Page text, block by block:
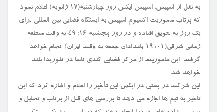
به نقل از اسپیس، اسپیس ایکس روز چهارشنبه(۱۷ ژانویه) اعلام نمود
که پرتاب ماموریت اکسیوم اسپیس به ایستگاه فضایی بین المللی برای
یک روز به تعویق افتاده و در روز پنجشنبه ۱۶: ۴۹ به وقت منطقه
زمانی شرقی(۰۱: ۱۹ بامدادان جمعه به وقت ایران) انجام خواهد
گرفت. این ماموریت از مرکز فضایی کندی ناسا در فلوریدا بلند
خواهد شد.
این شرکت در پستی در ایکس این تأخیر را اعلام و اشاره کرد که این
تاخیر به تیم ها اجازه می دهد تا بررسی های قبل از پرتاب و تحلیل و